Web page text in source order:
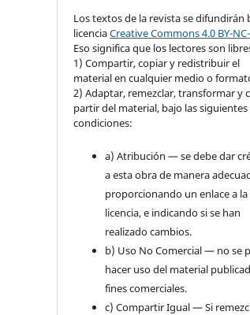
Los textos de la revista se difundirán
licenciaCreative Commons 4.0 BY-
Eso significa que los lectores son
1) Compartir, copiar y redistribuir el
material en cualquier medio o
2) Adaptar, remezclar, transformar y
partir del material, bajo las siguientes
condiciones:
a) Atribución — se debe dar
a esta obra de manera
proporcionando un enlace a la
licencia, e indicando si se han
realizado cambios.
b) Uso No Comercial — no se
hacer uso del material
fines comerciales.
c) Compartir Igual — Si